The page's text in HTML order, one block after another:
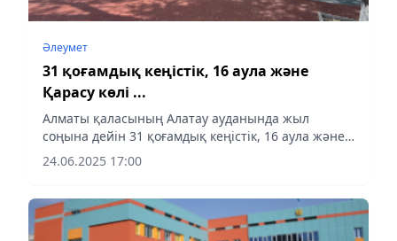
Әлеумет
31 қоғамдық кеңістік, 16 аула және
Қарасу көлі ...
Алматы қаласының Алатау ауданында жыл
соңына дейін 31 қоғамдық кеңістік, 16 аула және
Қарасу көлі абаттандырылады
24.06.2025 17:00